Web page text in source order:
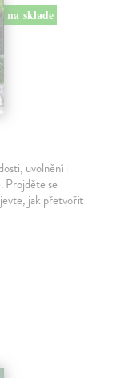
na sklade
uvolnění i
Projděte se
jak přetvořit